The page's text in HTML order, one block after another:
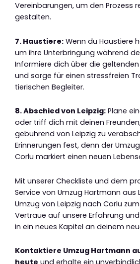
Vereinbarungen, um den Prozess
gestalten.
7. Haustiere: Wenn du Haustiere
um ihre Unterbringung während
Informiere dich über die
und sorge für einen stressfreien
tierischen Begleiter.
8. Abschied von Leipzig: Plane
oder triff dich mit deinen
gebührend von Leipzig zu
Erinnerungen fest, denn der
Corlu markiert einen neuen
Mit unserer Checkliste und dem
Service von Umzug Hartmann aus
Umzug von Leipzig nach Corlu
Vertraue auf unsere Erfahrung
in ein neues Kapitel an deinem
Kontaktiere Umzug Hartmann